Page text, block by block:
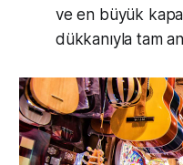
ve en büyük
dükkanıyla tam